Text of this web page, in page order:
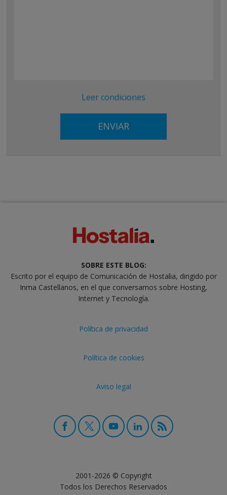
Leer condiciones
SOBRE ESTE BLOG:
Escrito por el equipo de Comunicación de Hostalia, dirigido por
Inma Castellanos, en el que conversamos sobre Hosting,
Internet y Tecnología.
Política de privacidad
Política de cookies
Aviso legal
2001-2026 © Copyright
Todos los Derechos Reservados